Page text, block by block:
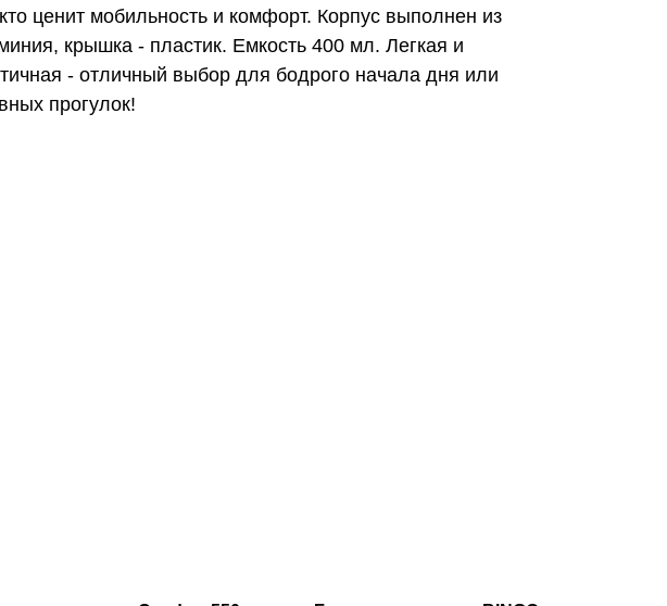
ценит мобильность и комфорт. Корпус выполнен из
крышка - пластик. Емкость 400 мл. Легкая и
- отличный выбор для бодрого начала дня или
прогулок!